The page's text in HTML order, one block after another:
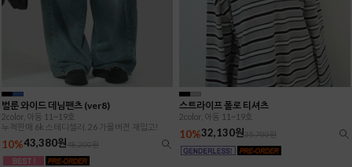
벌룬 와이드 데님팬츠 (ver8)
2color, 아동 11~19호
누적판매 6k 스테디셀러. 26 가을버젼 재입고!
10%43,380원48,200원
스트라이프 폴로 티셔츠
2color, 아동 11~19호
10%32,130원35,700원